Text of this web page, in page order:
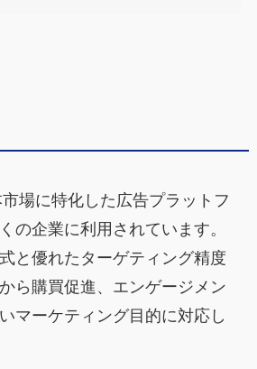
場に特化した広告プラットフ
の企業に利用されています。
と優れたターゲティング精度
ら購買促進、エンゲージメン
マーケティング目的に対応し